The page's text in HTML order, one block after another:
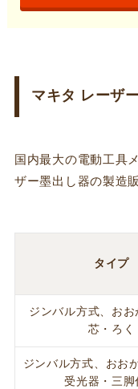
マキタ レーザ
国内最大の電動工具
ザー墨出し器の製造
タイプ
ジンバル方式、おお
芯・ろく
ジンバル方式、おお
受光器・三脚